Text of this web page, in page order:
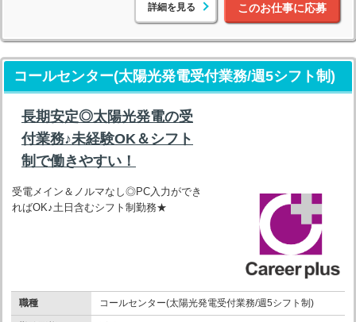
詳細を見る このお仕事に応募
コールセンター(太陽光発電受付業務/週5シフト制)
長期安定◎太陽光発電の受
付業務♪未経験OK＆シフト
制で働きやすい！
受電メイン＆ノルマなし◎PC入力ができ
ればOK♪土日含むシフト制勤務★
職種 コールセンター(太陽光発電受付業務/週5シフト制)